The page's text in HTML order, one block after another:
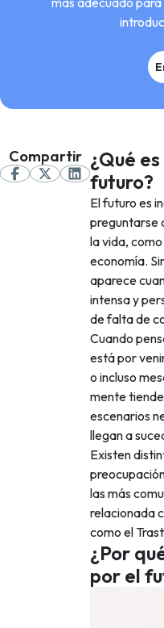
Compartir ¿Qué
futuro?
El futuro es
preguntarse
la vida,
economía.
aparece
intensa y
de falta de
Cuando
está por
o incluso
mente
escenarios
llegan a
Existen
las más
relacionada
como el
¿Por
por el